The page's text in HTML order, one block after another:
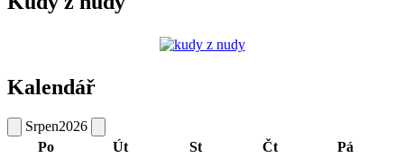
Kalendář
Srpen2026
Po
Út St Čt
Pá